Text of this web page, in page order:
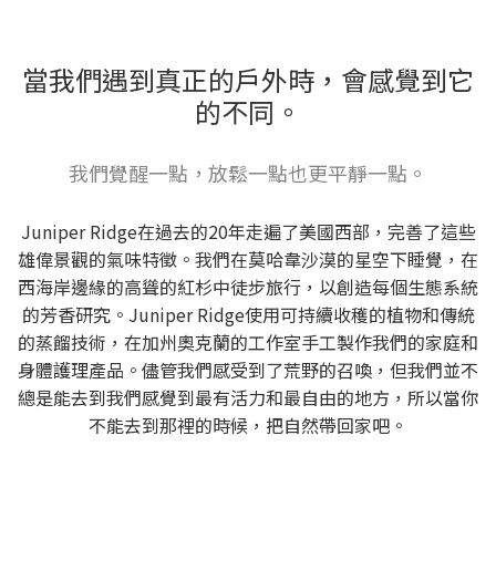
當我們遇到真正的戶外時，會感覺到它
的不同。
我們覺醒一點，放鬆一點也更平靜一點。
Juniper Ridge在過去的20年走遍了美國西部，完善了這些
雄偉景觀的氣味特徵。我們在莫哈韋沙漠的星空下睡覺，在
西海岸邊緣的高聳的紅杉中徒步旅行，以創造每個生態系統
的芳香研究。Juniper Ridge使用可持續收穫的植物和傳統
的蒸餾技術，在加州奧克蘭的工作室手工製作我們的家庭和
身體護理產品。儘管我們感受到了荒野的召喚，但我們並不
總是能去到我們感覺到最有活力和最自由的地方，所以當你
不能去到那裡的時候，把自然帶回家吧。